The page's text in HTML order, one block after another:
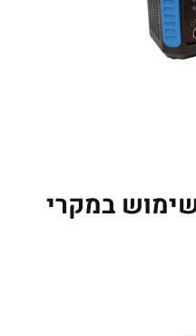
במקרי